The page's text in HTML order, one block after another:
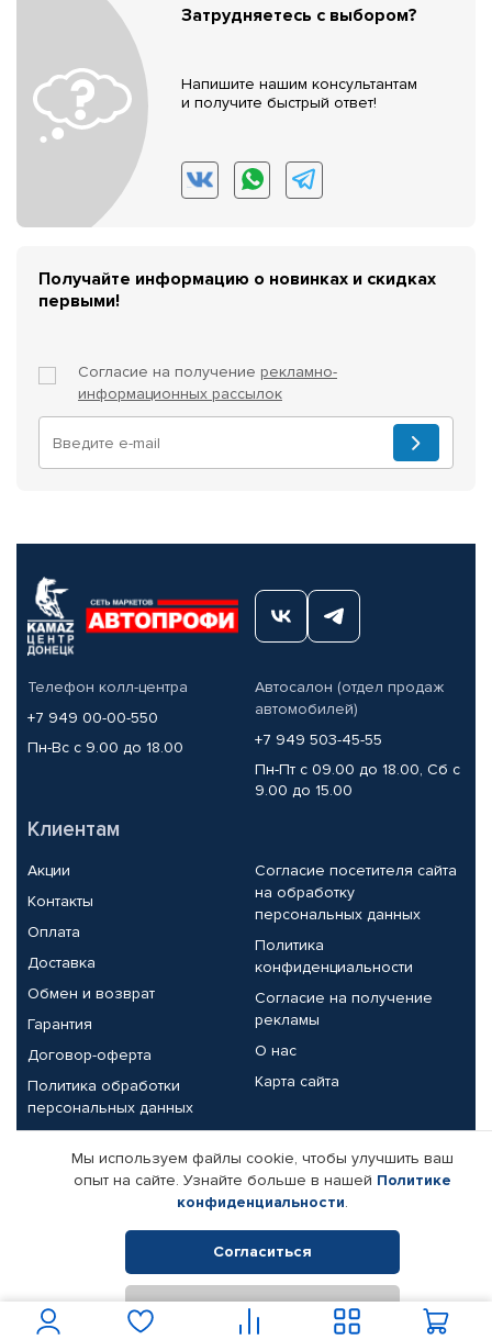
Затрудняетесь с выбором?
Напишите нашим консультантам
и получите быстрый ответ!
Получайте информацию о новинках и скидках
первыми!
Согласие на получение рекламно-
информационных рассылок
Телефон колл-центра
+7 949 00-00-550
Пн-Вс с 9.00 до 18.00
Автосалон (отдел продаж
автомобилей)
+7 949 503-45-55
Пн-Пт с 09.00 до 18.00, Сб с
9.00 до 15.00
Клиентам
Акции
Контакты
Оплата
Доставка
Обмен и возврат
Гарантия
Договор-оферта
Политика обработки
персональных данных
Согласие посетителя сайта
на обработку
персональных данных
Политика
конфиденциальности
Согласие на получение
рекламы
О нас
Карта сайта
Партнерам
Корпоративным клиентам
Поставщикам
Реквизиты компании
© КАМАЗ ЦЕНТР ДОНЕЦК, 2015-2026. Все права защищены.
Интернет-магазин автомобильных товаров Автопрофи.
Мы используем файлы cookie, чтобы улучшить ваш
опыт на сайте. Узнайте больше в нашей Политике
конфиденциальности.
Согласиться
Отклонить